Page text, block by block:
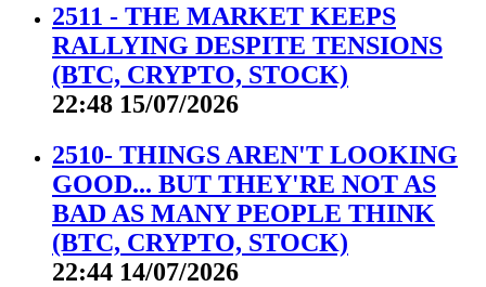
2511 - THE MARKET KEEPS
RALLYING DESPITE TENSIONS
(BTC, CRYPTO, STOCK)
22:48 15/07/2026
2510- THINGS AREN'T LOOKING
GOOD... BUT THEY'RE NOT AS
BAD AS MANY PEOPLE THINK
(BTC, CRYPTO, STOCK)
22:44 14/07/2026